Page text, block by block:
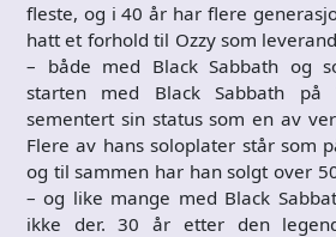
fleste, og i 40 år har flere
hatt et forhold til Ozzy som
– både med Black Sabbath og
starten med Black Sabbath på
sementert sin status som en av
Flere av hans soloplater står som
og til sammen har han solgt over
– og like mange med Black
ikke der. 30 år etter den